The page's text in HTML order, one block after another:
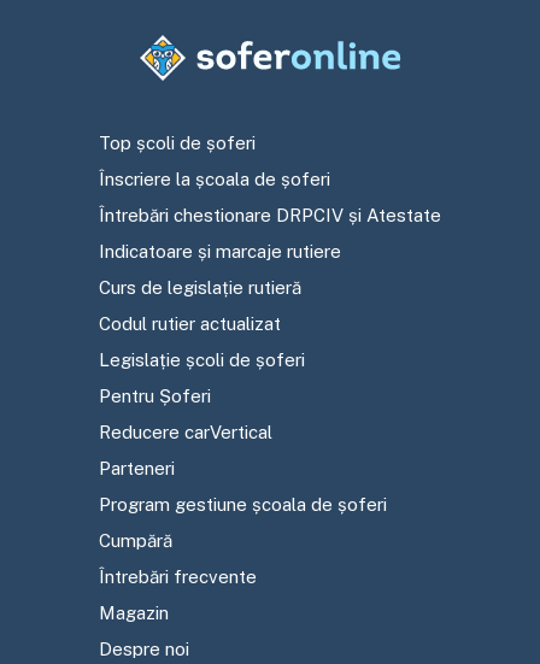
Top școli de șoferi
Înscriere la școala de șoferi
Întrebări chestionare DRPCIV și Atestate
Indicatoare și marcaje rutiere
Curs de legislație rutieră
Codul rutier actualizat
Legislație școli de șoferi
Pentru Șoferi
Reducere carVertical
Parteneri
Program gestiune școala de șoferi
Cumpără
Întrebări frecvente
Magazin
Despre noi